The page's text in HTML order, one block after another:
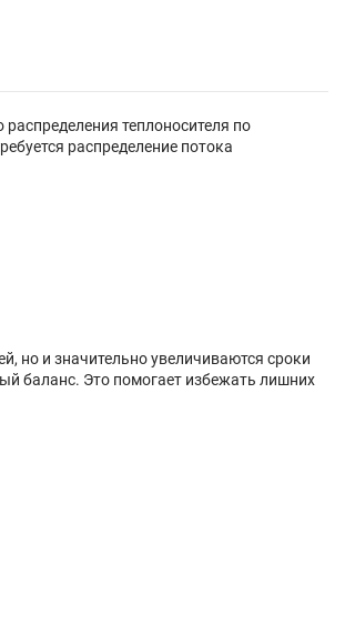
теплоносителя по
распределение потока
но и значительно увеличиваются сроки
баланс. Это помогает избежать лишних